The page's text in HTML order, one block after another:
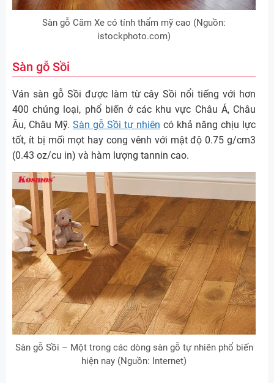
Sàn gỗ Căm Xe có tính thẩm mỹ cao (Nguồn:
istockphoto.com)
Sàn gỗ Sồi
Ván sàn gỗ Sồi được làm từ cây Sồi nổi tiếng với hơn
400 chủng loại, phổ biến ở các khu vực Châu Á, Châu
Âu, Châu Mỹ. Sàn gỗ Sồi tự nhiên có khả năng chịu lực
tốt, ít bị mối mọt hay cong vênh với mật độ 0.75 g/cm3
(0.43 oz/cu in) và hàm lượng tannin cao.
Sàn gỗ Sồi – Một trong các dòng sàn gỗ tự nhiên phổ biến
hiện nay (Nguồn: Internet)